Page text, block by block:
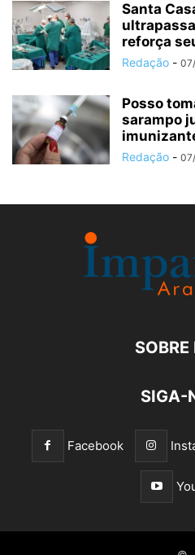
Santa
reforça
Redação -
Posso
sarampo
Redação -
SOBRE
SIGA-
Facebook